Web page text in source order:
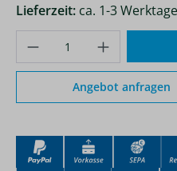
Lieferzeit: ca. 1-3 Werktage
Produkt Anzahl:
Angebot anfragen